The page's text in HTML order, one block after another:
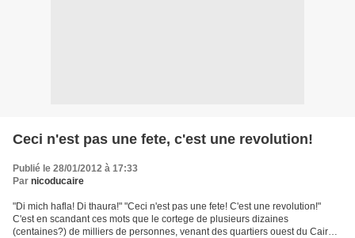
Ceci n'est pas une fete, c'est une revolution!
Publié le 28/01/2012 à 17:33
Par nicoducaire
"Di mich hafla! Di thaura!" "Ceci n'est pas une fete! C'est une revolution!"
C'est en scandant ces mots que le cortege de plusieurs dizaines
(centaines?) de milliers de personnes, venant des quartiers ouest du Caire